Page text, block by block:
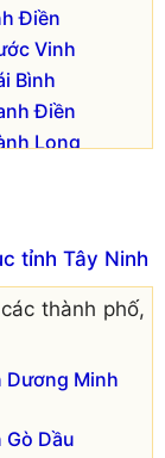
Điền
Vinh
Bình
Điền
Long
tỉnh Tây Ninh
thành phố,
Dương Minh
Gò Dầu